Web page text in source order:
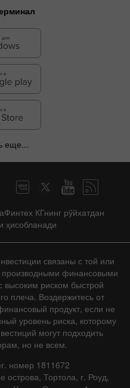
еще...
КГнинг рўйхатдан
ҳисобланади
связаны с той или
производными финансовыми
высоким риском быстрой
плеча. Воздержитесь от
продукт, если не
уровень риска, которому
могут подходить
но не всем.
номер 1811672
острова, Тортола, г. Роуд,